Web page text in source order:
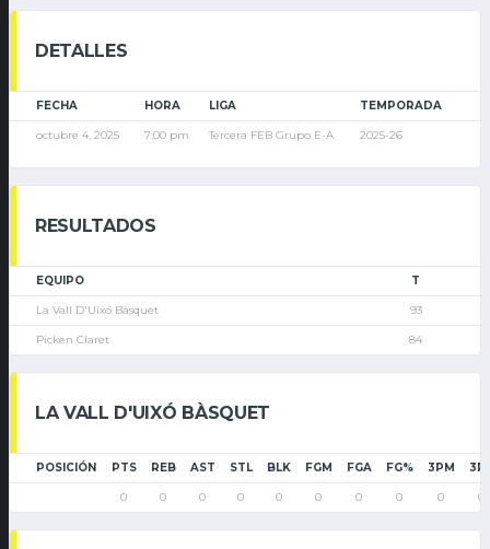
DETALLES
FECHA HORA LIGA TEMPORADA
octubre 4, 2025 7:00 pm Tercera FEB Grupo E-A 2025-26
RESULTADOS
EQUIPO T
La Vall D'Uixó Bàsquet 93
Picken Claret 84
LA VALL D'UIXÓ BÀSQUET
POSICIÓN PTS REB AST STL BLK FGM FGA FG% 3PM
0 0 0 0 0 0 0 0 0 0